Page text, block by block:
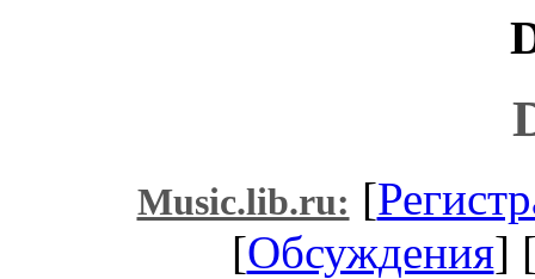
Music.lib.ru: [
[Обсуждения]